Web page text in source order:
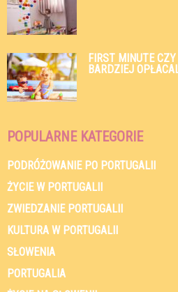
FIRST MINUTE
BARDZIEJ
POPULARNE KATEGORIE
PODRÓŻOWANIE PO PORTUGALII
ŻYCIE W PORTUGALII
ZWIEDZANIE PORTUGALII
KULTURA W PORTUGALII
SŁOWENIA
PORTUGALIA